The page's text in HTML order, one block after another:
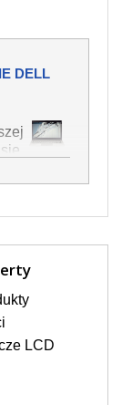
DELL
w
Do
np.
LCD